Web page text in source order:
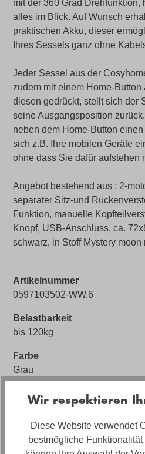
mit der 360 Grad Drehfunktion,
alles im Blick. Auf Wunsch
praktischen Akku, dieser
Ihres Sessels ganz ohne
Jeder Sessel aus der
zudem mit einem Home-Button
diesen gedrückt, stellt sich der
seine Ausgangsposition
neben dem Home-Button
sich z.B. Ihre mobilen Geräte
ohne dass Sie dafür aufstehen
Angebot bestehend aus : 2-
separater Sitz-und
Funktion, manuelle
Knopf, USB-Anschluss, ca.
schwarz, in Stoff Mystery moon
Artikelnummer
0597103502-WW.6
Belastbarkeit
bis 120kg
Farbe
Grau
Bezug
Stoff
Herz-Waage-Funktion ❤️⚖️
mit Herz Waage Funktion
Wir respektieren
Diese Website verwendet
bestmögliche